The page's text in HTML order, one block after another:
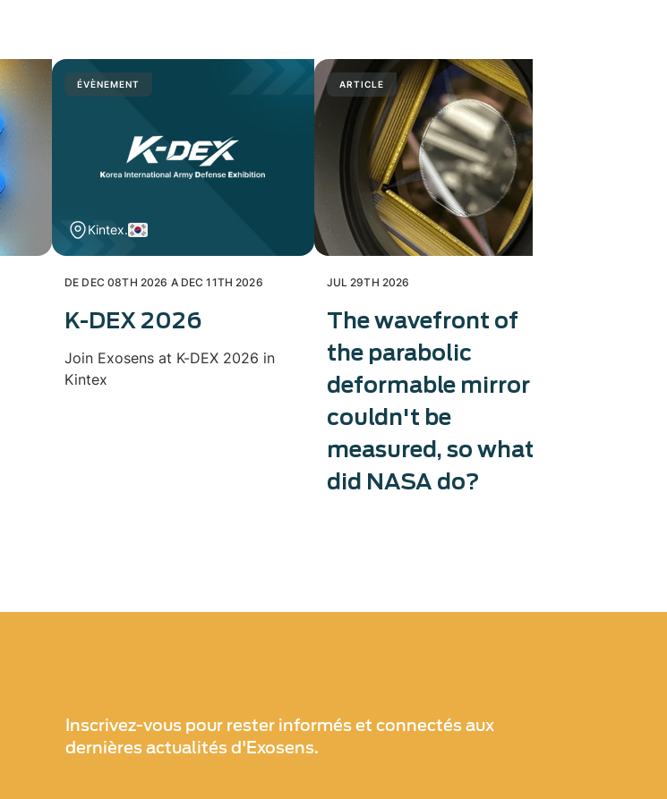
ÉVÈNEMENT
Kintex.
DE DEC 08TH 2026 A DEC 11TH 2026
K-DEX 2026
Join Exosens at K-DEX 2026 in
Kintex
ARTICLE
JUL 29TH 2026
The wavefront of
the parabolic
deformable mirror
couldn't be
measured, so what
did NASA do?
Inscrivez-vous pour rester informés et connectés aux
dernières actualités d'Exosens.